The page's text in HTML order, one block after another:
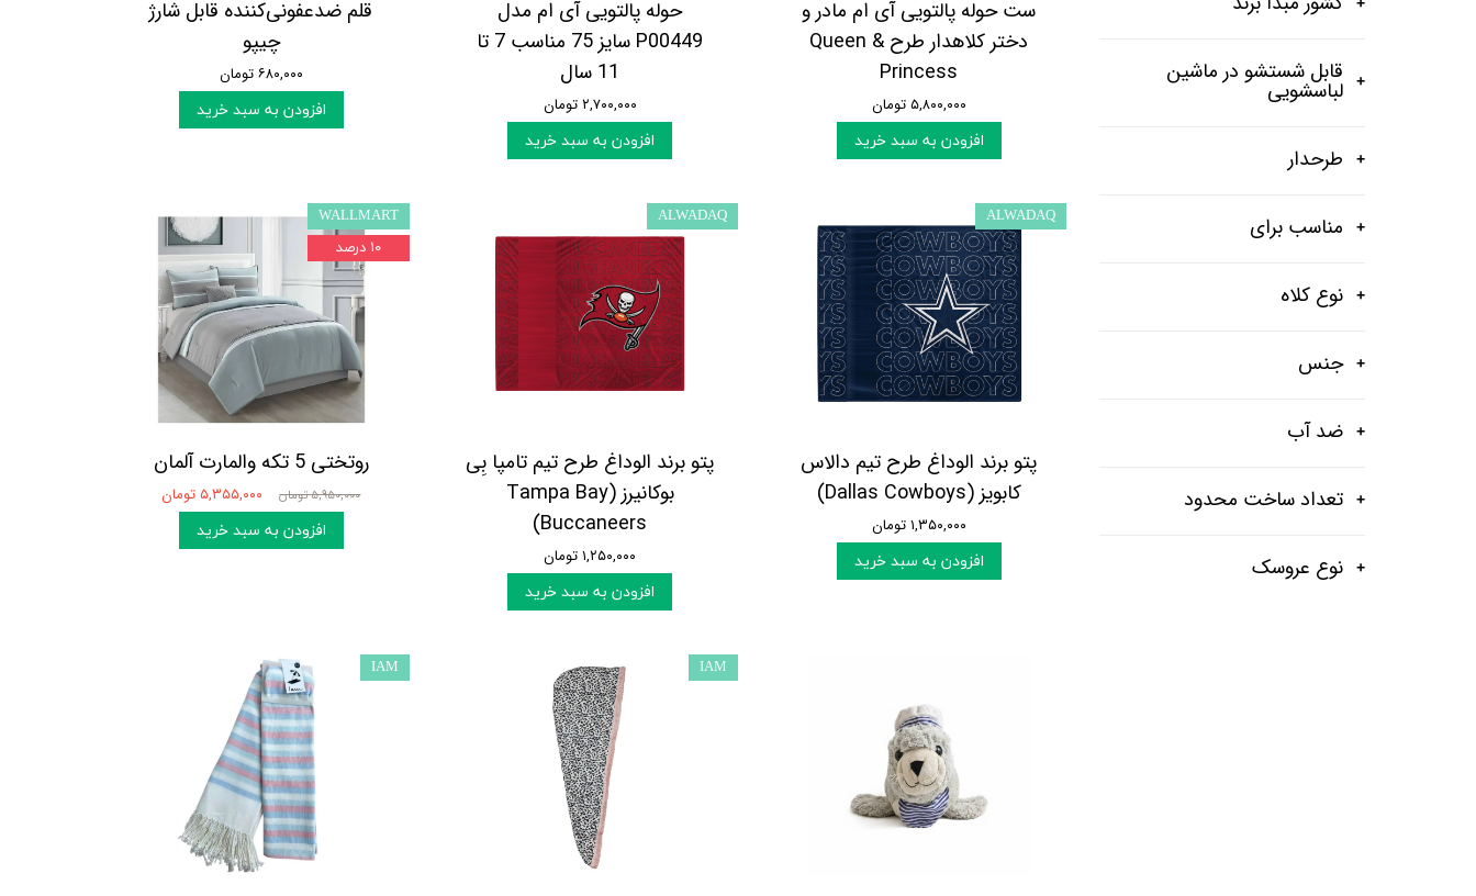
اکسسوری
لباس گرم
قابل شستشو در ماشین
لباسشویی
طرحدار
مناسب برای
نوع کلاه
جنس
ضد آب
تعداد ساخت محدود
نوع عروسک
ست حوله پالتویی آی ام مادر و
دختر کلاهدار طرح Queen &
Princess
۵,۸۰۰,۰۰۰ تومان
افزودن به سبد خرید
حوله پالتویی آی ام مدل
P00449 سایز 75 مناسب 7 تا
11 سال
۲,۷۰۰,۰۰۰ تومان
افزودن به سبد خرید
قلم ضدعفونی‌کننده قابل شارژ
چیپو
۶۸۰,۰۰۰ تومان
افزودن به سبد خرید
پتو برند الوداغ طرح تیم دالاس
کابویز (Dallas Cowboys)
۱,۳۵۰,۰۰۰ تومان
افزودن به سبد خرید
ALWADAQ
پتو برند الوداغ طرح تیم تامپا بِی
بوکانیرز (Tampa Bay
Buccaneers)
۱,۲۵۰,۰۰۰ تومان
افزودن به سبد خرید
ALWADAQ
روتختی 5 تکه والمارت آلمان
۵,۹۵۰,۰۰۰ تومان ۵,۳۵۵,۰۰۰ تومان
افزودن به سبد خرید
WALLMART
۱۰ درصد
IAM
IAM